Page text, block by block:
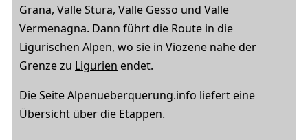
Grana, Valle Stura, Valle Gesso und Valle
Vermenagna. Dann führt die Route in die
Ligurischen Alpen, wo sie in Viozene nahe der
Grenze zu Ligurien endet.
Die Seite Alpenueberquerung.info liefert eine
Übersicht über die Etappen.